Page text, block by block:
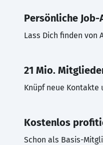
Persönliche
Lass Dich finden von
21 Mio.
Knüpf neue Kontakte
Kostenlos
Schon als Basis-